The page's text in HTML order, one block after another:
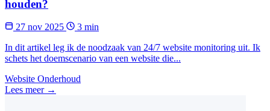
houden?
27 nov 2025
3 min
In dit artikel leg ik de noodzaak van 24/7 website monitoring uit. Ik
schets het doemscenario van een website die...
Website Onderhoud
Lees meer →